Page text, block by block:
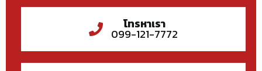
โทรหาเรา
099-121-7772